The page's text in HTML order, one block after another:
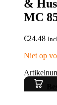
&
MC
€24.48
Niet op